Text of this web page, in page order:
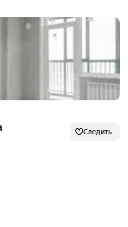
«Сибирские звёзды» —
Компания стремится менять
подход с
звёзд» — не просто
вклад в изменение
Следить